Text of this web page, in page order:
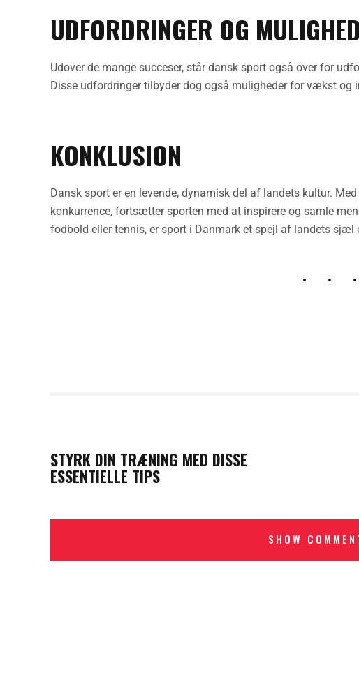
UDFORDRINGER OG
Udover de mange succeser, står dansk sport også over for
Disse udfordringer tilbyder dog også muligheder for vækst og
KONKLUSION
Dansk sport er en levende, dynamisk del af landets kultur.
konkurrence, fortsætter sporten med at inspirere og samle
fodbold eller tennis, er sport i Danmark et spejl af landets sjæl
STYRK DIN TRÆNING MED DISSE
ESSENTIELLE TIPS
SHOW